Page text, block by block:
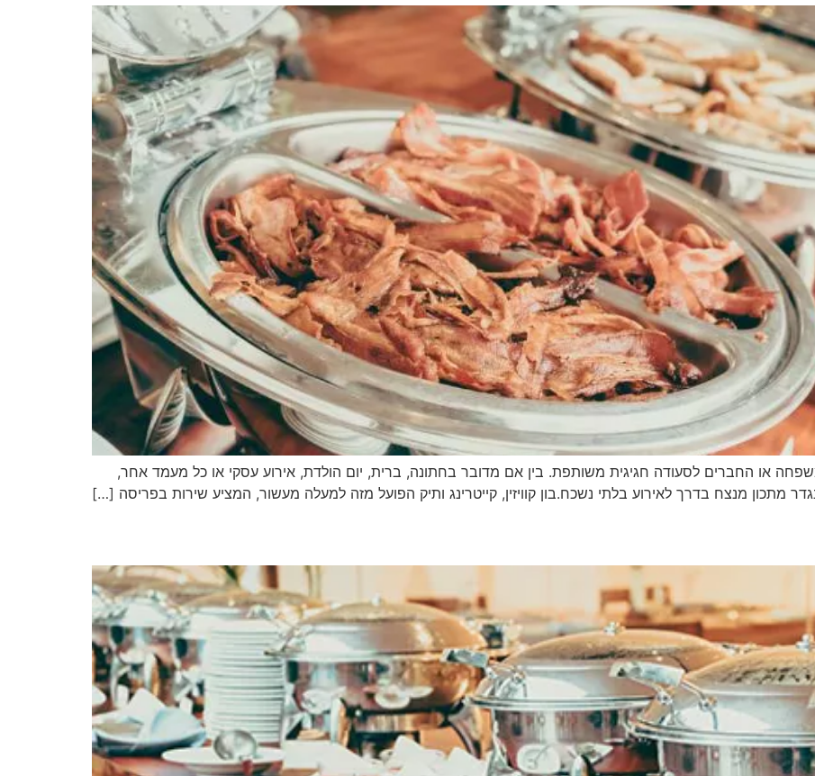
או החברים לסעודה חגיגית משותפת. בין אם מדובר בחתונה, ברית, יום הולדת, אירוע עסקי או כל מעמד אחר,
מנצח בדרך לאירוע בלתי נשכח.בון קוויזין, קייטרינג ותיק הפועל מזה למעלה מעשור, המציע שירות בפריסה […]